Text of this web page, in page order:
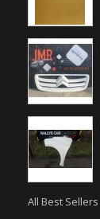
All Best Sellers